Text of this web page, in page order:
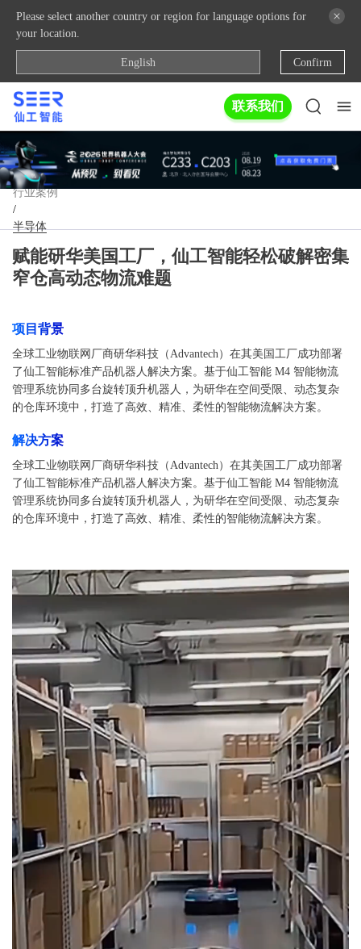
Please select another country or region for language options for
your location.
English Confirm
联系我们
行业案例
/
半导体
赋能研华美国工厂，仙工智能轻松破解密集
窄仓高动态物流难题
项目背景
全球工业物联网厂商研华科技（Advantech）在其美国工厂成功部署
了仙工智能标准产品机器人解决方案。基于仙工智能 M4 智能物流
管理系统协同多台旋转顶升机器人，为研华在空间受限、动态复杂
的仓库环境中，打造了高效、精准、柔性的智能物流解决方案。
解决方案
全球工业物联网厂商研华科技（Advantech）在其美国工厂成功部署
了仙工智能标准产品机器人解决方案。基于仙工智能 M4 智能物流
管理系统协同多台旋转顶升机器人，为研华在空间受限、动态复杂
的仓库环境中，打造了高效、精准、柔性的智能物流解决方案。